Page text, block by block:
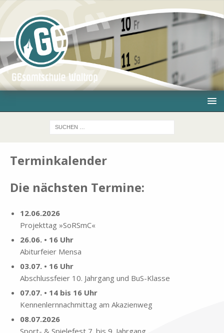
Terminkalender
Die näch­sten Ter­mi­ne:
12.06.2026
Pro­jekt­tag »SoRSmC«
26.06. • 16 Uhr
Ab­itur­fei­er Men­sa
03.07. • 16 Uhr
Ab­schluss­fei­er 10. Jahr­gang und BuS-Klas­se
07.07. • 14 bis 16 Uhr
Ken­nen­lern­nach­mit­tag am Aka­zi­en­weg
08.07.2026